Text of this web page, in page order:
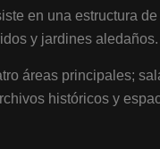
en una estructura
y jardines aledaños.
áreas principales;
históricos y